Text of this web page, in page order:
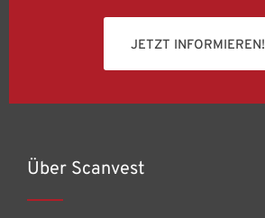
JETZT INFORMIEREN!
Über Scanvest